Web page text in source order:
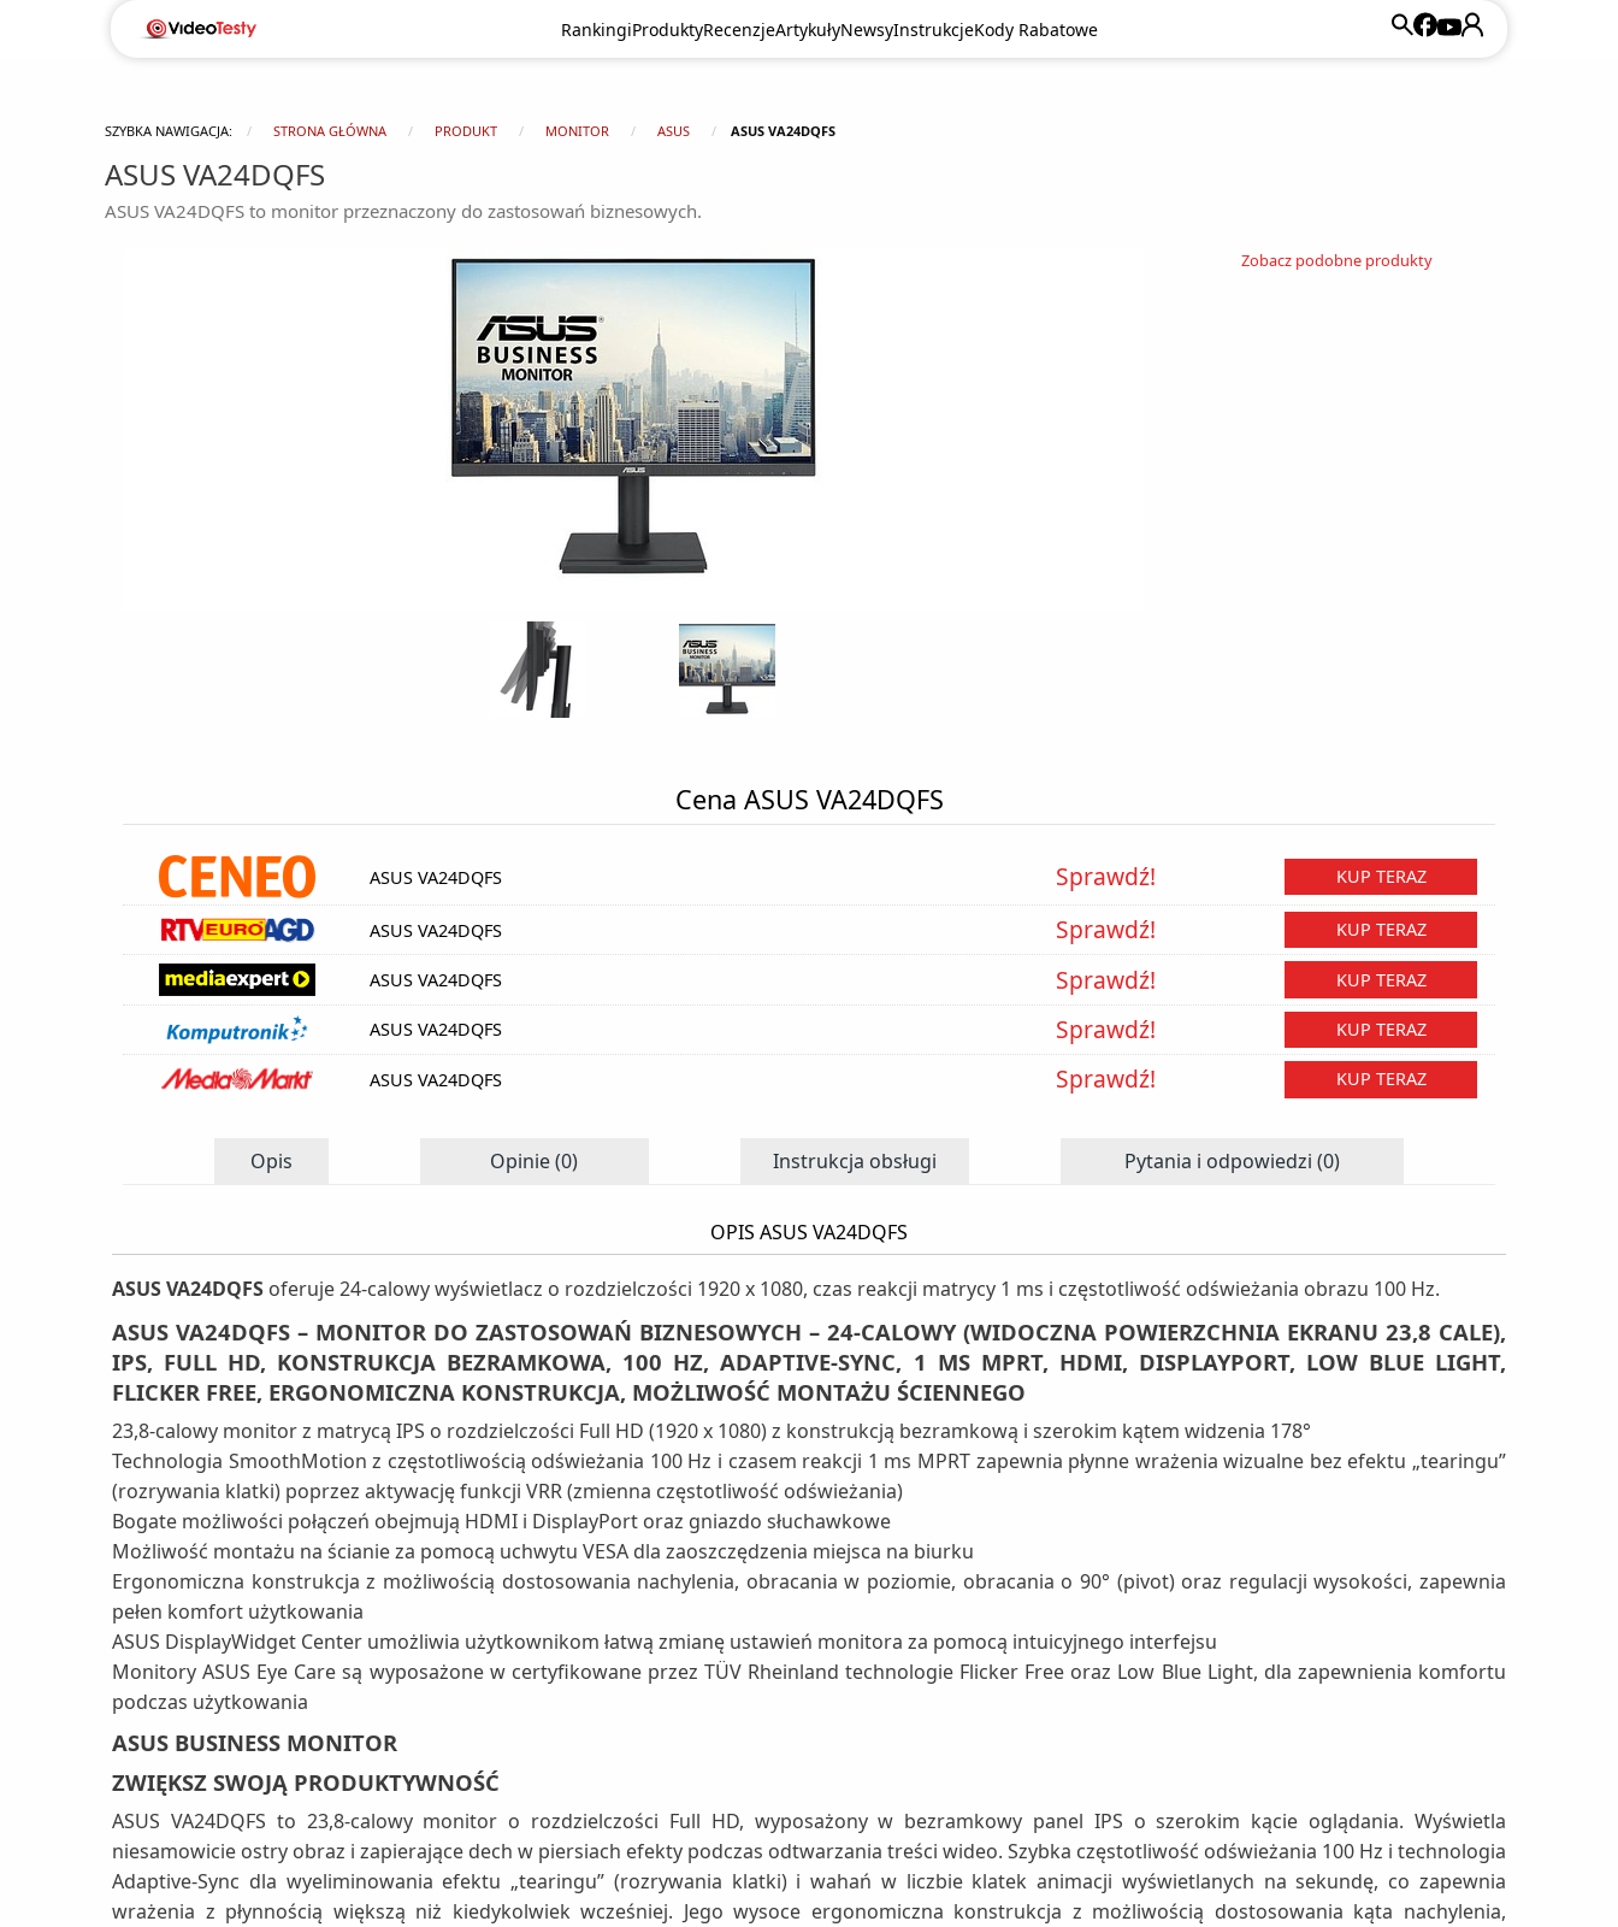
RankingiProduktyRecenzjeArtykułyNewsyInstrukcjeKody Rabatowe
SZYBKA NAWIGACJA: STRONA GŁÓWNA PRODUKT MONITOR ASUS ASUS VA24DQFS
ASUS VA24DQFS
ASUS VA24DQFS to monitor przeznaczony do zastosowań biznesowych.
Zobacz podobne produkty
Cena ASUS VA24DQFS
ASUS VA24DQFS Sprawdź! KUP TERAZ
ASUS VA24DQFS Sprawdź! KUP TERAZ
ASUS VA24DQFS Sprawdź! KUP TERAZ
ASUS VA24DQFS Sprawdź! KUP TERAZ
ASUS VA24DQFS Sprawdź! KUP TERAZ
Opis Opinie (0) Instrukcja obsługi Pytania i odpowiedzi (0)
OPIS ASUS VA24DQFS
ASUS VA24DQFS oferuje 24-calowy wyświetlacz o rozdzielczości 1920 x 1080, czas reakcji matrycy 1 ms i częstotliwość odświeżania obrazu 100 Hz.
ASUS VA24DQFS – MONITOR DO ZASTOSOWAŃ BIZNESOWYCH – 24-CALOWY (WIDOCZNA POWIERZCHNIA EKRANU 23,8 CALE),
IPS, FULL HD, KONSTRUKCJA BEZRAMKOWA, 100 HZ, ADAPTIVE-SYNC, 1 MS MPRT, HDMI, DISPLAYPORT, LOW BLUE LIGHT,
FLICKER FREE, ERGONOMICZNA KONSTRUKCJA, MOŻLIWOŚĆ MONTAŻU ŚCIENNEGO
23,8-calowy monitor z matrycą IPS o rozdzielczości Full HD (1920 x 1080) z konstrukcją bezramkową i szerokim kątem widzenia 178°
Technologia SmoothMotion z częstotliwością odświeżania 100 Hz i czasem reakcji 1 ms MPRT zapewnia płynne wrażenia wizualne bez efektu „tearingu”
(rozrywania klatki) poprzez aktywację funkcji VRR (zmienna częstotliwość odświeżania)
Bogate możliwości połączeń obejmują HDMI i DisplayPort oraz gniazdo słuchawkowe
Możliwość montażu na ścianie za pomocą uchwytu VESA dla zaoszczędzenia miejsca na biurku
Ergonomiczna konstrukcja z możliwością dostosowania nachylenia, obracania w poziomie, obracania o 90° (pivot) oraz regulacji wysokości, zapewnia
pełen komfort użytkowania
ASUS DisplayWidget Center umożliwia użytkownikom łatwą zmianę ustawień monitora za pomocą intuicyjnego interfejsu
Monitory ASUS Eye Care są wyposażone w certyfikowane przez TÜV Rheinland technologie Flicker Free oraz Low Blue Light, dla zapewnienia komfortu
podczas użytkowania
ASUS BUSINESS MONITOR
ZWIĘKSZ SWOJĄ PRODUKTYWNOŚĆ
ASUS VA24DQFS to 23,8-calowy monitor o rozdzielczości Full HD, wyposażony w bezramkowy panel IPS o szerokim kącie oglądania. Wyświetla
niesamowicie ostry obraz i zapierające dech w piersiach efekty podczas odtwarzania treści wideo. Szybka częstotliwość odświeżania 100 Hz i technologia
Adaptive-Sync dla wyeliminowania efektu „tearingu” (rozrywania klatki) i wahań w liczbie klatek animacji wyświetlanych na sekundę, co zapewnia
wrażenia z płynnością większą niż kiedykolwiek wcześniej. Jego wysoce ergonomiczna konstrukcja z możliwością dostosowania kąta nachylenia,